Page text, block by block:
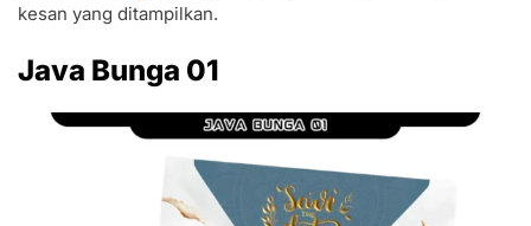
kesan yang ditampilkan.
Java Bunga 01